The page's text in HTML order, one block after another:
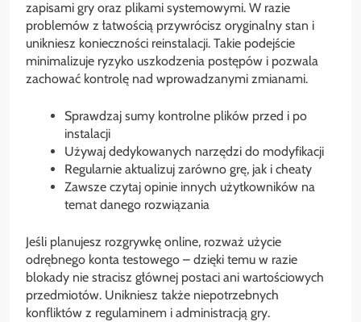
zapisami gry oraz plikami systemowymi. W razie
problemów z łatwością przywrócisz oryginalny stan i
unikniesz konieczności reinstalacji. Takie podejście
minimalizuje ryzyko uszkodzenia postępów i pozwala
zachować kontrolę nad wprowadzanymi zmianami.
Sprawdzaj sumy kontrolne plików przed i po
instalacji
Używaj dedykowanych narzędzi do modyfikacji
Regularnie aktualizuj zarówno grę, jak i cheaty
Zawsze czytaj opinie innych użytkowników na
temat danego rozwiązania
Jeśli planujesz rozgrywkę online, rozważ użycie
odrębnego konta testowego – dzięki temu w razie
blokady nie stracisz głównej postaci ani wartościowych
przedmiotów. Unikniesz także niepotrzebnych
konfliktów z regulaminem i administracją gry.